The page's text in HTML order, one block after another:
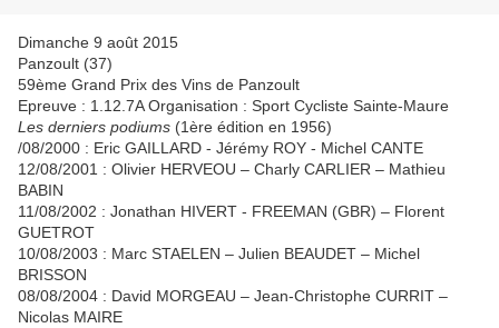
Dimanche 9 août 2015
Panzoult (37)
59ème Grand Prix des Vins de Panzoult
Epreuve : 1.12.7A Organisation : Sport Cycliste Sainte-Maure
Les derniers podiums (1ère édition en 1956)
/08/2000 : Eric GAILLARD - Jérémy ROY - Michel CANTE
12/08/2001 : Olivier HERVEOU – Charly CARLIER – Mathieu
BABIN
11/08/2002 : Jonathan HIVERT - FREEMAN (GBR) – Florent
GUETROT
10/08/2003 : Marc STAELEN – Julien BEAUDET – Michel
BRISSON
08/08/2004 : David MORGEAU – Jean-Christophe CURRIT –
Nicolas MAIRE